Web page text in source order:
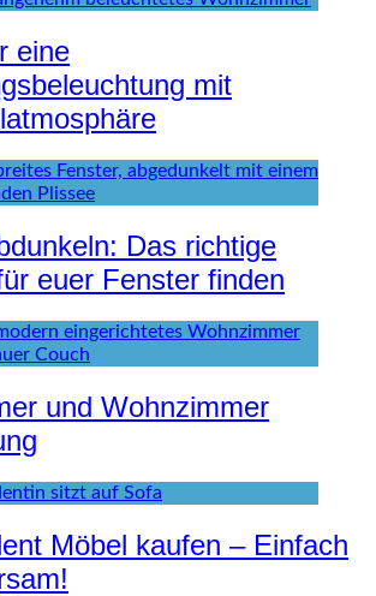
eine
mit
Das richtige
euer Fenster finden
und Wohnzimmer
Möbel kaufen – Einfach